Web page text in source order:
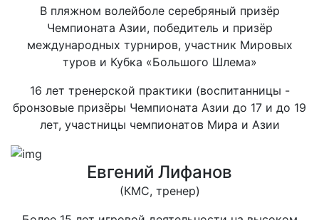
В пляжном волейболе серебряный призёр
Чемпионата Азии, победитель и призёр
международных турниров, участник Мировых
туров и Кубка «Большого Шлема»
16 лет тренерской практики (воспитанницы -
бронзовые призёры Чемпионата Азии до 17 и до 19
лет, участницы чемпионатов Мира и Азии
Евгений Лифанов
(КМС, тренер)